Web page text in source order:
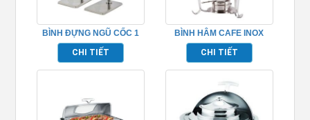
BÌNH ĐỰNG NGŨ CỐC 1
NGĂN INOX TP697049
CHI TIẾT
BÌNH HÂM CAFE INOX
TP697059
CHI TIẾT